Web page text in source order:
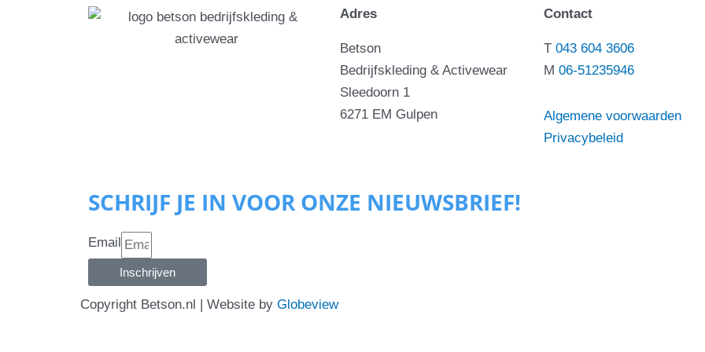
Adres
Betson
Bedrijfskleding & Activewear
Sleedoorn 1
6271 EM Gulpen
Contact
T043 604 3606
M06-51235946
Algemene voorwaarden
Privacybeleid
SCHRIJF JE IN VOOR ONZE NIEUWSBRIEF!
Email
Inschrijven
Copyright Betson.nl | Website by Globeview